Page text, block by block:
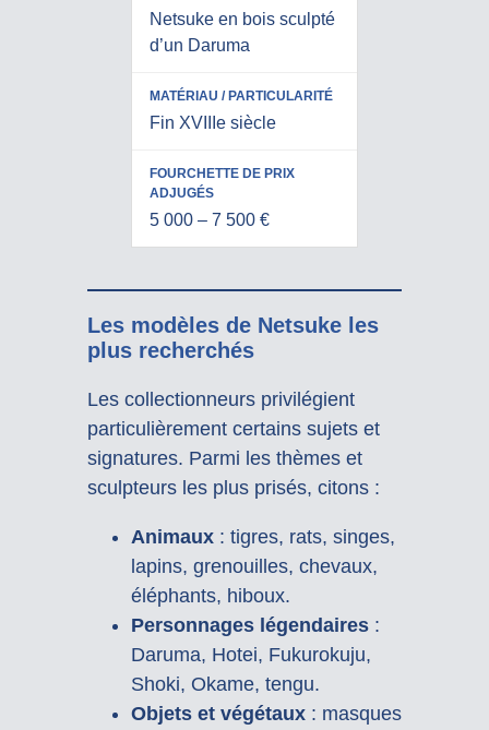
Netsuke en bois sculpté
d’un Daruma
Fin XVIIIe siècle
5 000 – 7 500 €
Les modèles de Netsuke les
plus recherchés
Les collectionneurs privilégient
particulièrement certains sujets et
signatures. Parmi les thèmes et
sculpteurs les plus prisés, citons :
Animaux: tigres, rats, singes,
lapins, grenouilles, chevaux,
éléphants, hiboux.
Personnages légendaires:
Daruma, Hotei, Fukurokuju,
Shoki, Okame, tengu.
Objets et végétaux: masques